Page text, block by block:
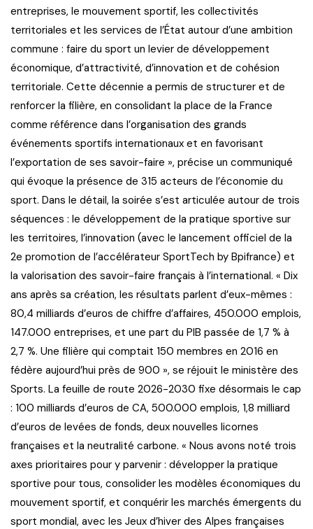
entreprises, le mouvement sportif, les collectivités
territoriales et les services de l’État autour d’une ambition
commune : faire du sport un levier de développement
économique, d’attractivité, d’innovation et de cohésion
territoriale. Cette décennie a permis de structurer et de
renforcer la filière, en consolidant la place de la France
comme référence dans l’organisation des grands
événements sportifs internationaux et en favorisant
l’exportation de ses savoir-faire », précise un communiqué
qui évoque la présence de 315 acteurs de l’économie du
sport. Dans le détail, la soirée s’est articulée autour de trois
séquences : le développement de la pratique sportive sur
les territoires, l’innovation (avec le lancement officiel de la
2e promotion de l’accélérateur SportTech by Bpifrance) et
la valorisation des savoir-faire français à l’international. « Dix
ans après sa création, les résultats parlent d’eux-mêmes :
80,4 milliards d’euros de chiffre d’affaires, 450.000 emplois,
147.000 entreprises, et une part du PIB passée de 1,7 % à
2,7 %. Une filière qui comptait 150 membres en 2016 en
fédère aujourd’hui près de 900 », se réjouit le ministère des
Sports. La feuille de route 2026-2030 fixe désormais le cap
: 100 milliards d’euros de CA, 500.000 emplois, 1,8 milliard
d’euros de levées de fonds, deux nouvelles licornes
françaises et la neutralité carbone. « Nous avons noté trois
axes prioritaires pour y parvenir : développer la pratique
sportive pour tous, consolider les modèles économiques du
mouvement sportif, et conquérir les marchés émergents du
sport mondial, avec les Jeux d’hiver des Alpes françaises